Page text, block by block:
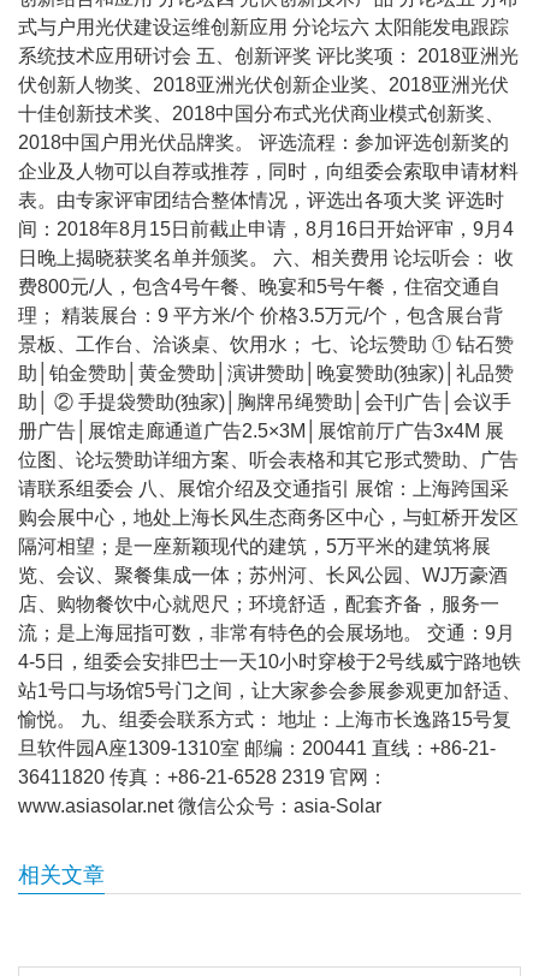
式与户用光伏建设运维创新应用 分论坛六 太阳能发电跟踪
系统技术应用研讨会 五、创新评奖 评比奖项： 2018亚洲光
伏创新人物奖、2018亚洲光伏创新企业奖、2018亚洲光伏
十佳创新技术奖、2018中国分布式光伏商业模式创新奖、
2018中国户用光伏品牌奖。 评选流程：参加评选创新奖的
企业及人物可以自荐或推荐，同时，向组委会索取申请材料
表。由专家评审团结合整体情况，评选出各项大奖 评选时
间：2018年8月15日前截止申请，8月16日开始评审，9月4
日晚上揭晓获奖名单并颁奖。 六、相关费用 论坛听会： 收
费800元/人，包含4号午餐、晚宴和5号午餐，住宿交通自
理； 精装展台：9 平方米/个 价格3.5万元/个，包含展台背
景板、工作台、洽谈桌、饮用水； 七、论坛赞助 ① 钻石赞
助│铂金赞助│黄金赞助│演讲赞助│晚宴赞助(独家)│礼品赞
助│ ② 手提袋赞助(独家)│胸牌吊绳赞助│会刊广告│会议手
册广告│展馆走廊通道广告2.5×3M│展馆前厅广告3x4M 展
位图、论坛赞助详细方案、听会表格和其它形式赞助、广告
请联系组委会 八、展馆介绍及交通指引 展馆：上海跨国采
购会展中心，地处上海长风生态商务区中心，与虹桥开发区
隔河相望；是一座新颖现代的建筑，5万平米的建筑将展
览、会议、聚餐集成一体；苏州河、长风公园、WJ万豪酒
店、购物餐饮中心就咫尺；环境舒适，配套齐备，服务一
流；是上海屈指可数，非常有特色的会展场地。 交通：9月
4-5日，组委会安排巴士一天10小时穿梭于2号线威宁路地铁
站1号口与场馆5号门之间，让大家参会参展参观更加舒适、
愉悦。 九、组委会联系方式： 地址：上海市长逸路15号复
旦软件园A座1309-1310室 邮编：200441 直线：+86-21-
36411820 传真：+86-21-6528 2319 官网：
www.asiasolar.net 微信公众号：asia-Solar
相关文章